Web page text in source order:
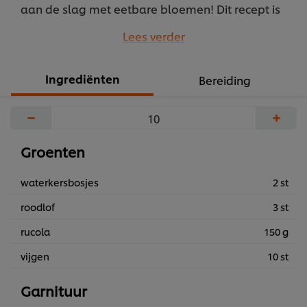
aan de slag met eetbare bloemen! Dit recept is
met een heerlijk vleugje Italiaanse dolce vita.
Lees verder
Ingrediënten Bereiding
− +
Groenten
waterkersbosjes
2 st
roodlof
3 st
rucola
150 g
vijgen
10 st
Garnituur